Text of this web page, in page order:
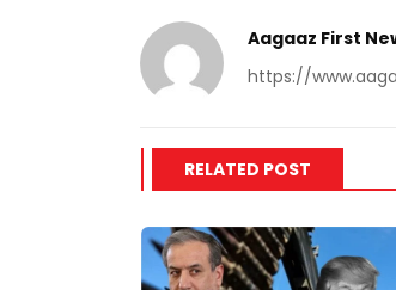
Aagaaz First
https://
RELATED POST